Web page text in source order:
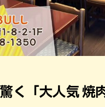
く「大人気 焼